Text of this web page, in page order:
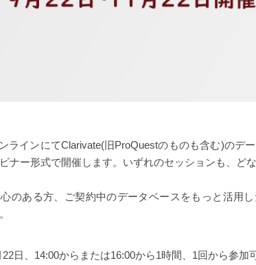
ラインにてClarivate(旧ProQuestのものも含む)のデ
ナー形式で開催します。いずれのセッションも、ど
のある方、ご契約中のデータベースをもっと活用
日、14:00からまたは16:00から1時間、1回から参加